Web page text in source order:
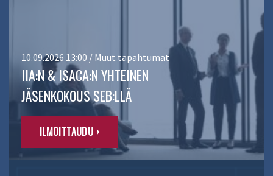
10.09.2026 13:00 / Muut tapahtumat
IIA:N & ISACA:N YHTEINEN
JÄSENKOKOUS SEB:LLÄ
ILMOITTAUDU ›